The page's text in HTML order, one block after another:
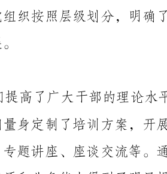
农工部以学习实践活动为契机，积极推动广大党员干部深入实
了一系列调研和主题讨论，着力解决了一些突出问题和矛盾。通过实
通过定期组织专题培训，我们提高了广大干部的理论水平和业务